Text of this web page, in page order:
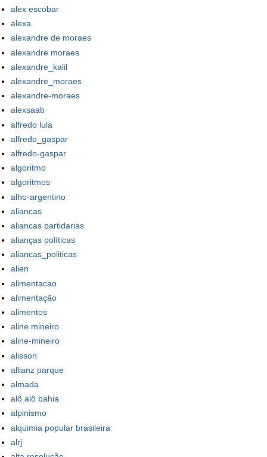
alex escobar
alexa
alexandre de moraes
alexandre moraes
alexandre_kalil
alexandre_moraes
alexandre-moraes
alexsaab
alfredo lula
alfredo_gaspar
alfredo-gaspar
algoritmo
algoritmos
alho-argentino
aliancas
aliancas partidarias
alianças políticas
aliancas_politicas
alien
alimentacao
alimentação
alimentos
aline mineiro
aline-mineiro
alisson
allianz parque
almada
alô alô bahia
alpinismo
alquimia popular brasileira
alrj